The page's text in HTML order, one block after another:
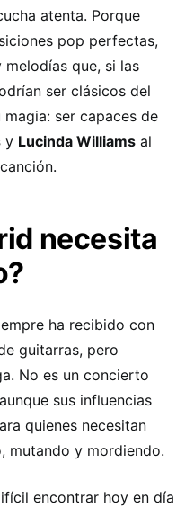
atenta. Porque
pop perfectas,
que, si las
ser clásicos del
ser capaces de
y Lucinda Williams al
necesita
ha recibido con
guitarras, pero
No es un concierto
sus influencias
quienes necesitan
mutando y mordiendo.
encontrar hoy en día